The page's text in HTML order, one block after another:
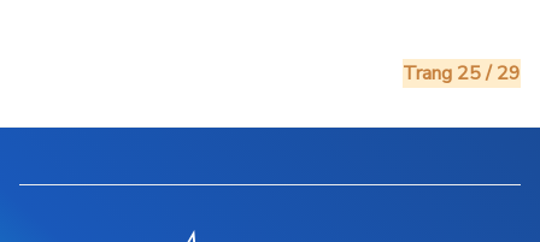
Trang 25 / 29